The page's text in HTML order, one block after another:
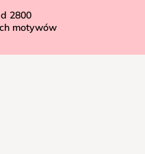
2800
motywów